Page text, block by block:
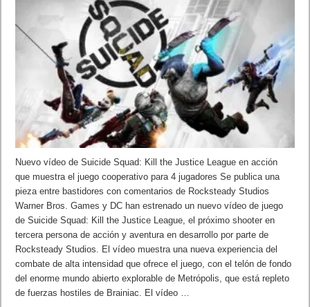
Nuevo vídeo de Suicide Squad: Kill the Justice League en acción
que muestra el juego cooperativo para 4 jugadores Se publica una
pieza entre bastidores con comentarios de Rocksteady Studios
Warner Bros. Games y DC han estrenado un nuevo vídeo de juego
de Suicide Squad: Kill the Justice League, el próximo shooter en
tercera persona de acción y aventura en desarrollo por parte de
Rocksteady Studios. El vídeo muestra una nueva experiencia del
combate de alta intensidad que ofrece el juego, con el telón de fondo
del enorme mundo abierto explorable de Metrópolis, que está repleto
de fuerzas hostiles de Brainiac. El vídeo …